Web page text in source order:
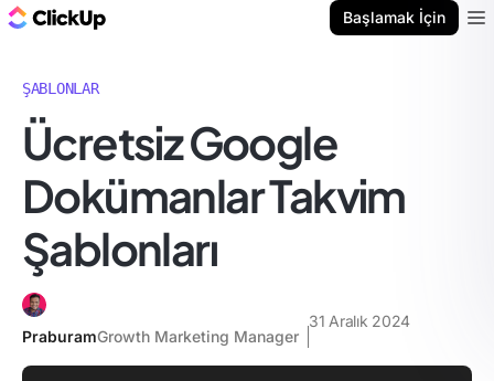
Başlamak İçin
ŞABLONLAR
Ücretsiz Google
Dokümanlar Takvim
Şablonları
PraburamGrowth Marketing Manager
31 Aralık 2024